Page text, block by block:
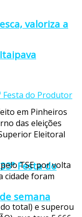
valoriza a
Festa do
semana
em Pinheiros
das eleições
Eleitoral
TSE por volta
cidade foram
total) e superou